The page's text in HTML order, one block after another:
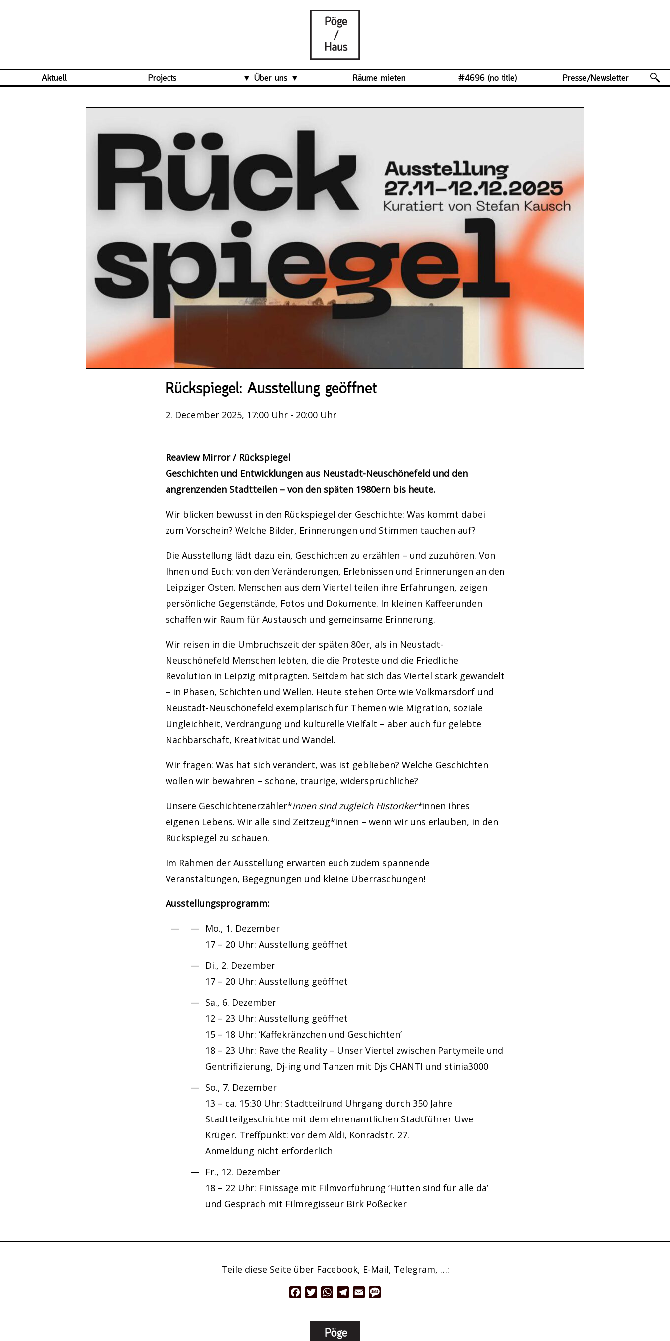
Aktuell Projects
Über uns
Veranstaltungsrückblick
Kontakt und Anfahrt
Datenschutz
Räume mieten #4696 (no title) Presse/Newsletter
Rückspiegel: Ausstellung geöffnet
2. December 2025, 17:00 Uhr - 20:00 Uhr
Reaview Mirror / Rückspiegel
Geschichten und Entwicklungen aus Neustadt-Neuschönefeld und den
angrenzenden Stadtteilen – von den späten 1980ern bis heute.
Wir blicken bewusst in den Rückspiegel der Geschichte: Was kommt dabei
zum Vorschein? Welche Bilder, Erinnerungen und Stimmen tauchen auf?
Die Ausstellung lädt dazu ein, Geschichten zu erzählen – und zuzuhören. Von
Ihnen und Euch: von den Veränderungen, Erlebnissen und Erinnerungen an den
Leipziger Osten. Menschen aus dem Viertel teilen ihre Erfahrungen, zeigen
persönliche Gegenstände, Fotos und Dokumente. In kleinen Kaffeerunden
schaffen wir Raum für Austausch und gemeinsame Erinnerung.
Wir reisen in die Umbruchszeit der späten 80er, als in Neustadt-
Neuschönefeld Menschen lebten, die die Proteste und die Friedliche
Revolution in Leipzig mitprägten. Seitdem hat sich das Viertel stark gewandelt
– in Phasen, Schichten und Wellen. Heute stehen Orte wie Volkmarsdorf und
Neustadt-Neuschönefeld exemplarisch für Themen wie Migration, soziale
Ungleichheit, Verdrängung und kulturelle Vielfalt – aber auch für gelebte
Nachbarschaft, Kreativität und Wandel.
Wir fragen: Was hat sich verändert, was ist geblieben? Welche Geschichten
wollen wir bewahren – schöne, traurige, widersprüchliche?
Unsere Geschichtenerzähler*innen sind zugleich Historiker*innen ihres
eigenen Lebens. Wir alle sind Zeitzeug*innen – wenn wir uns erlauben, in den
Rückspiegel zu schauen.
Im Rahmen der Ausstellung erwarten euch zudem spannende
Veranstaltungen, Begegnungen und kleine Überraschungen!
Ausstellungsprogramm:
Mo., 1. Dezember
17 – 20 Uhr: Ausstellung geöffnet
Di., 2. Dezember
17 – 20 Uhr: Ausstellung geöffnet
Sa., 6. Dezember
12 – 23 Uhr: Ausstellung geöffnet
15 – 18 Uhr: ‘Kaffekränzchen und Geschichten’
18 – 23 Uhr: Rave the Reality – Unser Viertel zwischen Partymeile und
Gentrifizierung, Dj-ing und Tanzen mit Djs CHANTI und stinia3000
So., 7. Dezember
13 – ca. 15:30 Uhr: Stadtteilrund Uhrgang durch 350 Jahre
Stadtteilgeschichte mit dem ehrenamtlichen Stadtführer Uwe
Krüger. Treffpunkt: vor dem Aldi, Konradstr. 27.
Anmeldung nicht erforderlich
Fr., 12. Dezember
18 – 22 Uhr: Finissage mit Filmvorführung ‘Hütten sind für alle da’
und Gespräch mit Filmregisseur Birk Poßecker
Teile diese Seite über Facebook, E-Mail, Telegram, …:
FacebookTwitterWhatsApp
Telegram
Email